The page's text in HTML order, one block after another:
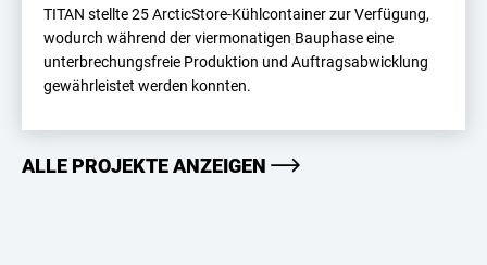
TITAN stellte 25 ArcticStore-Kühlcontainer zur Verfügung,
wodurch während der viermonatigen Bauphase eine
unterbrechungsfreie Produktion und Auftragsabwicklung
gewährleistet werden konnten.
ALLE PROJEKTE ANZEIGEN